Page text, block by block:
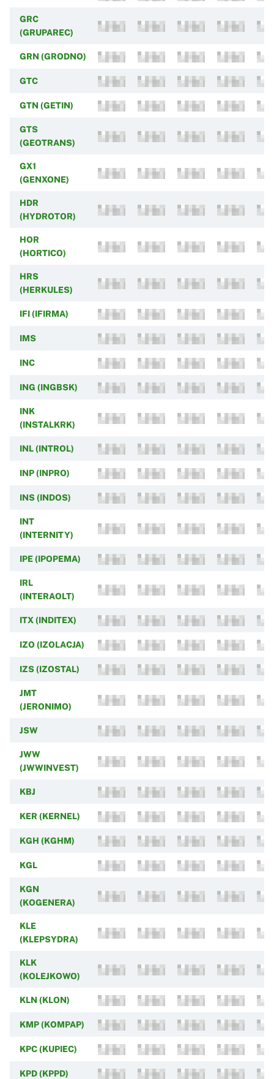
GRC
(GRUPAREC)
GRN (GRODNO)
GTC
GTN (GETIN)
GTS
(GEOTRANS)
GX1
(GENXONE)
HDR
(HYDROTOR)
HOR
(HORTICO)
HRS
(HERKULES)
IFI (IFIRMA)
IMS
INC
ING (INGBSK)
INK
(INSTALKRK)
INL (INTROL)
INP (INPRO)
INS (INDOS)
INT
(INTERNITY)
IPE (IPOPEMA)
IRL
(INTERAOLT)
ITX (INDITEX)
IZO (IZOLACJA)
IZS (IZOSTAL)
JMT
(JERONIMO)
JSW
JWW
(JWWINVEST)
KBJ
KER (KERNEL)
KGH (KGHM)
KGL
KGN
(KOGENERA)
KLE
(KLEPSYDRA)
KLK
(KOLEJKOWO)
KLN (KLON)
KMP (KOMPAP)
KPC (KUPIEC)
KPD (KPPD)